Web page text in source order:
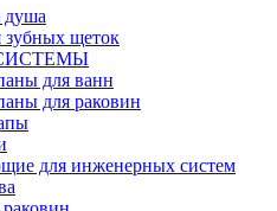
душа
зубных щеток
для ванн
для раковин
для инженерных систем